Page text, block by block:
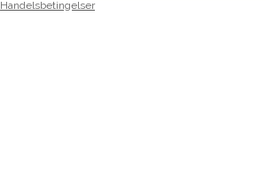
Handelsbetingelser